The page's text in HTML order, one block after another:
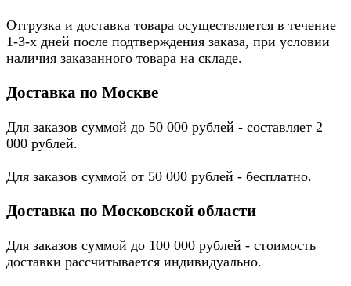
Отгрузка и доставка товара осуществляется в течение
1-3-х дней после подтверждения заказа, при условии
наличия заказанного товара на складе.
Доставка по Москве
Для заказов суммой до 50 000 рублей - составляет 2
000 рублей.
Для заказов суммой от 50 000 рублей - бесплатно.
Доставка по Московской области
Для заказов суммой до 100 000 рублей - стоимость
доставки рассчитывается индивидуально.